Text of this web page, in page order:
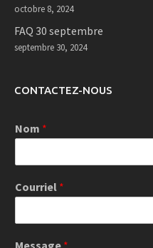
octobre 8, 2024
FAQ 30 septembre
septembre 30, 2024
CONTACTEZ-NOUS
Nom *
Courriel *